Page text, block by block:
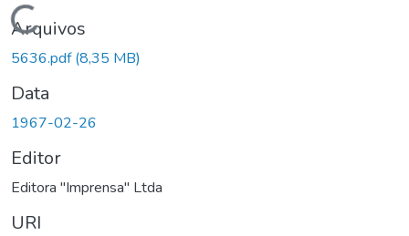
Carregando...
Arquivos
5636.pdf(8,35 MB)
Data
1967-02-26
Editor
Editora "Imprensa" Ltda
URI